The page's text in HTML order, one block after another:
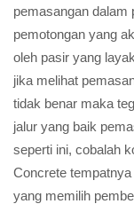
pemasangan dalam
pemotongan yang
oleh pasir yang
jika melihat
tidak benar maka
jalur yang baik
seperti ini, cobalah
Concrete
yang memilih